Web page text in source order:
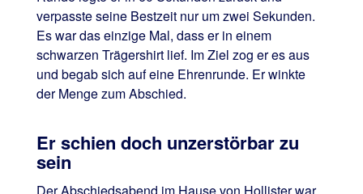
verpasste seine Bestzeit nur um zwei Sekunden.
Es war das einzige Mal, dass er in einem
schwarzen Trägershirt lief. Im Ziel zog er es aus
und begab sich auf eine Ehrenrunde. Er winkte
der Menge zum Abschied.
Er schien doch unzerstörbar zu
sein
Der Abschiedsabend im Hause von Hollister war